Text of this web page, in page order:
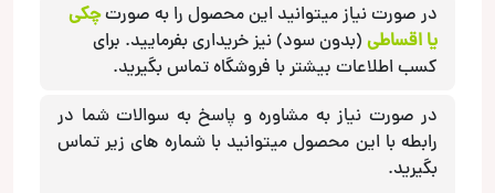
در صورت نیاز میتوانید این محصول را به صورتچکی
یا اقساطی (بدون سود) نیز خریداری بفرمایید. برای
کسب اطلاعات بیشتر با فروشگاه تماس بگیرید.
در صورت نیاز به مشاوره و پاسخ به سوالات شما در
رابطه با این محصول میتوانید با شماره های زیر تماس
بگیرید.